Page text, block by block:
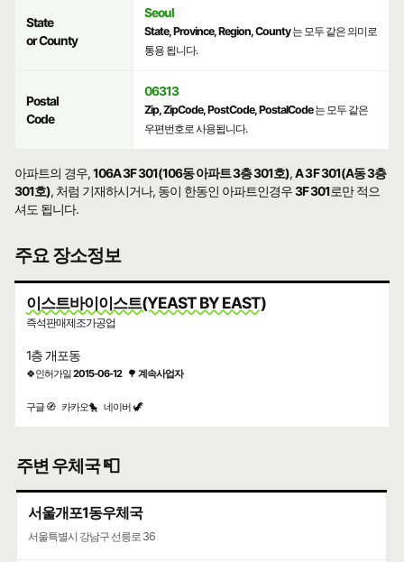
State
or County
Seoul
State, Province, Region, County는 모두 같은 의미로
통용 됩니다.
Postal
Code
06313
Zip, ZipCode, PostCode, PostalCode는 모두 같은
우편번호로 사용됩니다.
아파트의 경우,106A 3F 301(106동 아파트 3층 301호),A 3F 301(A동 3층
301호), 처럼 기재하시거나, 동이 한동인 아파트인경우3F 301로만 적으
셔도 됩니다.
주요 장소정보
이스트바이이스트(YEAST BY EAST)
즉석판매제조가공업
1층 개포동
🍀인허가일2015-06-12 🌳 계속사업자
구글 🧭 카카오🐤 네이버 🦖
주변 우체국 📮
서울개포1동우체국
서울특별시 강남구 선릉로 36